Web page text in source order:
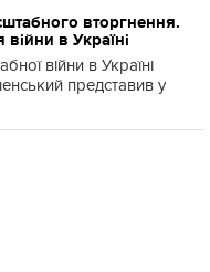
вторгнення.
війни в Україні
війни в Україні
представив у